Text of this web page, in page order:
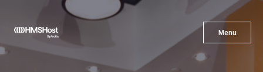
Menu
X